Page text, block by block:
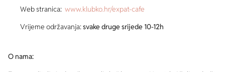
Web stranica: www.klubko.hr/expat-cafe
Vrijeme održavanja:svake druge srijede 10-12h
O nama: